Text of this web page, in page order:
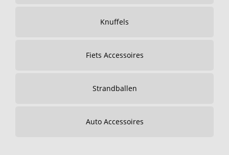
Knuffels
Fiets Accessoires
Strandballen
Auto Accessoires